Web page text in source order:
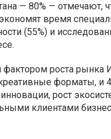
— 80% — отмечают,
время
(55%) и
роста рынка
форматы, и
рост
клиентами